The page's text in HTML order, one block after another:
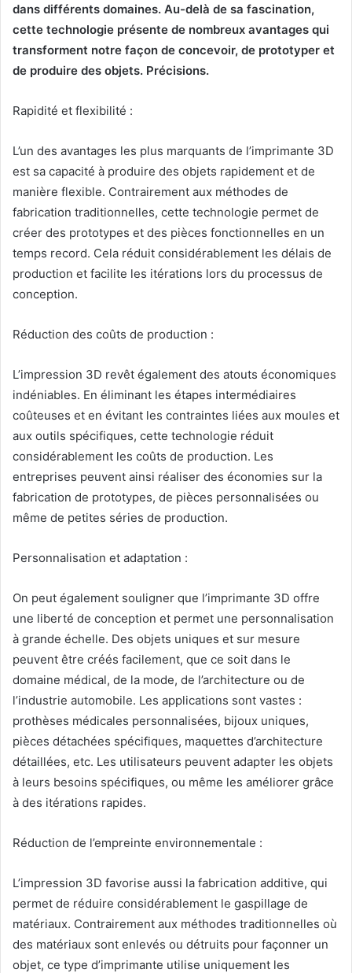
dans différents domaines. Au-delà de sa fascination,
cette technologie présente de nombreux avantages qui
transforment notre façon de concevoir, de prototyper et
de produire des objets. Précisions.
Rapidité et flexibilité :
L’un des avantages les plus marquants de l’imprimante 3D
est sa capacité à produire des objets rapidement et de
manière flexible. Contrairement aux méthodes de
fabrication traditionnelles, cette technologie permet de
créer des prototypes et des pièces fonctionnelles en un
temps record. Cela réduit considérablement les délais de
production et facilite les itérations lors du processus de
conception.
Réduction des coûts de production :
L’impression 3D revêt également des atouts économiques
indéniables. En éliminant les étapes intermédiaires
coûteuses et en évitant les contraintes liées aux moules et
aux outils spécifiques, cette technologie réduit
considérablement les coûts de production. Les
entreprises peuvent ainsi réaliser des économies sur la
fabrication de prototypes, de pièces personnalisées ou
même de petites séries de production.
Personnalisation et adaptation :
On peut également souligner que l’imprimante 3D offre
une liberté de conception et permet une personnalisation
à grande échelle. Des objets uniques et sur mesure
peuvent être créés facilement, que ce soit dans le
domaine médical, de la mode, de l’architecture ou de
l’industrie automobile. Les applications sont vastes :
prothèses médicales personnalisées, bijoux uniques,
pièces détachées spécifiques, maquettes d’architecture
détaillées, etc. Les utilisateurs peuvent adapter les objets
à leurs besoins spécifiques, ou même les améliorer grâce
à des itérations rapides.
Réduction de l’empreinte environnementale :
L’impression 3D favorise aussi la fabrication additive, qui
permet de réduire considérablement le gaspillage de
matériaux. Contrairement aux méthodes traditionnelles où
des matériaux sont enlevés ou détruits pour façonner un
objet, ce type d’imprimante utilise uniquement les